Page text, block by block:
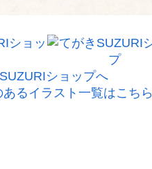
ショップへ
るイラスト一覧はこちら